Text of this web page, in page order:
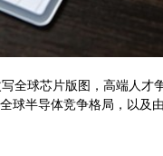
全球芯片版图，高端人
半导体竞争格局，以及